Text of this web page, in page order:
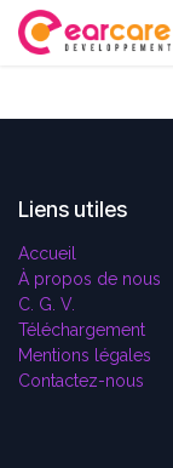
Se rendre au contenu
Liens utiles
Accueil
À propos de nous
C. G. V.
Téléchargement
Mentions légales
Contactez-nous